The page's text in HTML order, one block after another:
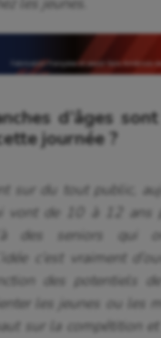
d’âges
journée ?
sur du tout public,
vont de 10 à 12 ans
des seniors qui
c’est vraiment
des potentiels
les jeunes ou les
sur la compétition